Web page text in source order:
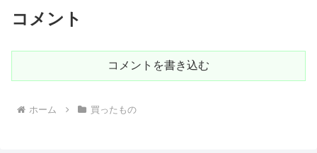
コメント
コメントを書き込む
ホーム 買ったもの